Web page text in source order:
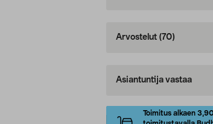
Arvostelut (70)
Asiantuntija vastaa
Toimitus alkaen